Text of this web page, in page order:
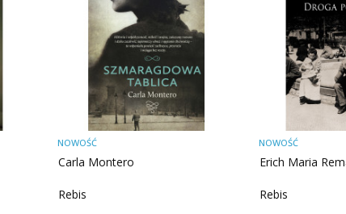
NOWOŚĆ
Carla Montero
Rebis
NOWOŚĆ
Erich Maria
Rebis